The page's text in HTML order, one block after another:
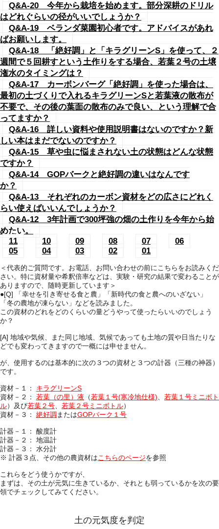
Q&A-20 今年から栽培を始めます。部分深耕のドリル
はどれぐらいの径がいいでしょうか？
Q&A-19 ベランダ菜園初心者です。アドバイスがあれ
ばお願いします。
Q&A-18 「絶好調」と「キラグリーンS」を使って、２
週間で５回耕すという土作りをする場合、若葉２号の土壌
潅水のタイミングは？
Q&A-17 カーボンバーグ「絶好調」を使った場合は、
最初の土づくりで入れるキラグリーンSと若葉液の散布が
不要で、その後の葉面の散布のみで良い、という理解で合
ってますか？
Q&A-16 詳しい資料や使用説明書はないのですか？新
しい本はまだでないのですか？
Q&A-15 草や虫に悩まされない土の状態はどんな状態
ですか？
Q&A-14 GOPバークと絶好調の違いはなんです
か？
Q&A-13 それぞれのカーボン資材をどの広さにどれく
らい使えばいいんでしょうか？
Q&A-12 3年計画で300坪強の畑の土作りを今年から始
めたい。
11
10 09 08 07
06
05
04 03 02 01
＜代表的ご質問です。お電話、お問い合わせの前にこちらをお読みくだ
さい。特に資材量や希釈倍率などは、実験・研究の結果で変わることが
ありますので、随時更新しています＞
●[Q]
「幸せを引き寄せる食と農」「新時代の食と農へのいざない」
「冬の農地が凍らない」などを読みました。
この資材のどれをどのくらいの量どうやって使ったらいいのでしょう
か？
[A] 地域や気候、また同じ地域、気候であっても土地の質や日当たりな
どでも変わってきますので一概には申せません。
が、使用するのは基本的に次の３つの資材と３つの計器（三種の神器）
です。
資材－１： キラグリーンS
資材－２： 若葉（の里）液 （若葉１号(寒冷地仕様)
若葉１号ミニボト
ル）及び若葉２号 若葉２号ミニボトル）
資材－３： 絶好調 またはGOPバーク１号
計器－１： 酸度計
計器－２： 地温計
計器－３： 水分計
※ 計器３点、その他の農資材はこちらのページを参照
これらをどう使うかですが、
まずは、その土が元気に生きているか、それとも弱っているかを次の要
領でチェックしてみてください。
土の元気度を判定